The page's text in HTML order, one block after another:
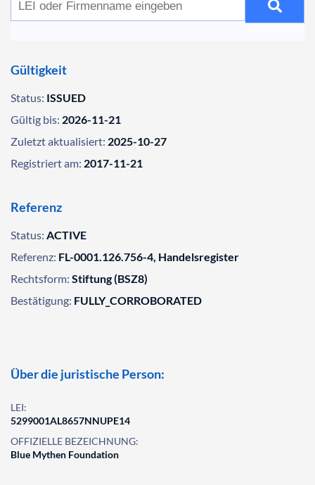
Gültigkeit
Status: ISSUED
Gültig bis: 2026-11-21
Zuletzt aktualisiert: 2025-10-27
Registriert am: 2017-11-21
Referenz
Status: ACTIVE
Referenz: FL-0001.126.756-4, Handelsregister
Rechtsform: Stiftung (BSZ8)
Bestätigung: FULLY_CORROBORATED
Über die juristische Person:
LEI:
5299001AL8657NNUPE14
OFFIZIELLE BEZEICHNUNG:
Blue Mythen Foundation